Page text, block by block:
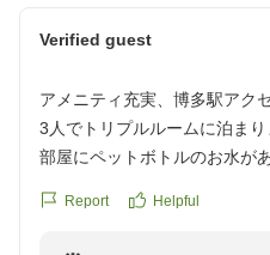
Verified guest
アメニティ充実、博多駅アク
3人でトリプルルームに泊まり
部屋にペットボトルのお水が
TVではYouTubeや配信サブス
Report Helpful